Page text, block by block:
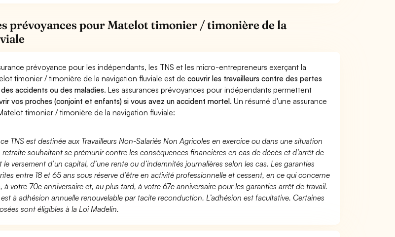
prévoyances pour Matelot timonier / timonière de la
prévoyance pour les indépendants, les TNS et les micro-entrepreneurs exerçant la
timonier / timonière de la navigation fluviale est decouvrir les travailleurs contre des pertes
accidents ou des maladies. Les assurances prévoyances pour indépendants permettent
vos proches (conjoint et enfants) si vous avez un accident mortel. Un résumé d'une assurance
timonier / timonière de la navigation fluviale:
TNS est destinée aux Travailleurs Non-Salariés Non Agricoles en exercice ou dans une situation
souhaitant se prémunir contre les conséquences financières en cas de décès et d’arrêt de
versement d’un capital, d’une rente ou d’indemnités journalières selon les cas. Les garanties
entre 18 et 65 ans sous réserve d’être en activité professionnelle et cessent, en ce qui concerne
à votre 70e anniversaire et, au plus tard, à votre 67e anniversaire pour les garanties arrêt de travail.
est à adhésion annuelle renouvelable par tacite reconduction. L’adhésion est facultative. Certaines
sont éligibles à la Loi Madelin.